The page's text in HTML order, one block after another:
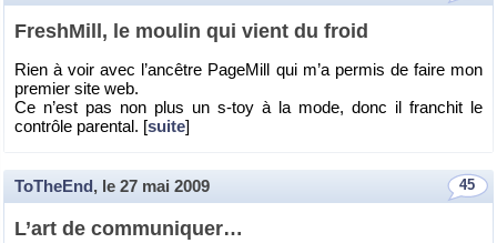
Fresh­Mill, le mou­lin qui vient du froid
Rien à voir avec l’an­cêtre Pa­ge­Mill qui m’a per­mis de faire mon
pre­mier site web.
Ce n’est pas non plus un s-toy à la mode, donc il fran­chit le
contrôle pa­ren­tal. [suite]
45
ToTheEnd, le 27 mai 2009
L’art de com­mu­ni­quer…